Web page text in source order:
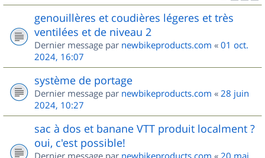
genouillères et coudières légeres et très
ventilées et de niveau 2
Dernier message par newbikeproducts.com « 01 oct.
2024, 16:07
système de portage
Dernier message par newbikeproducts.com « 28 juin
2024, 10:27
sac à dos et banane VTT produit localment ?
oui, c'est possible!
Dernier message par newbikeproducts.com « 20 mai